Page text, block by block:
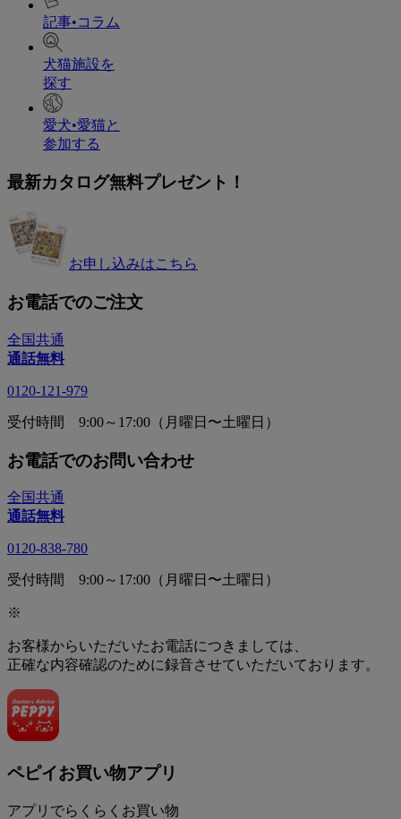
記事•コラム
犬猫施設を
探す
愛犬•愛猫と
参加する
最新カタログ無料プレゼント！
お申し込みはこちら
お電話でのご注文
全国共通
通話無料
0120-121-979
受付時間 9:00～17:00（月曜日〜土曜日）
お電話でのお問い合わせ
全国共通
通話無料
0120-838-780
受付時間 9:00～17:00（月曜日〜土曜日）
※
お客様からいただいたお電話につきましては、
正確な内容確認のために録音させていただいております。
ペピイお買い物アプリ
アプリでらくらくお買い物